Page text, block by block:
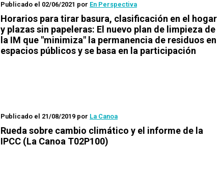
Publicado el 02/06/2021 por En Perspectiva
Horarios para tirar basura, clasificación en el hogar
y plazas sin papeleras: El nuevo plan de limpieza de
la IM que "minimiza" la permanencia de residuos en
espacios públicos y se basa en la participación
Publicado el 21/08/2019 por La Canoa
Rueda sobre cambio climático y el informe de la
IPCC (La Canoa T02P100)